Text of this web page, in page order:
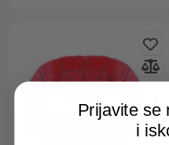
Prijavite se
i